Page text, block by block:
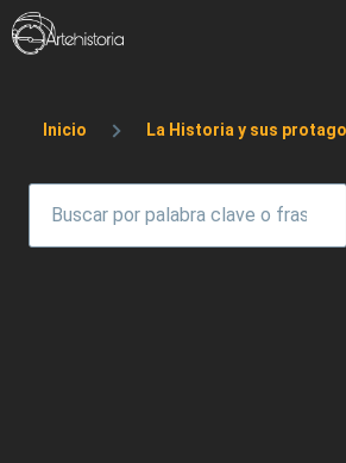
Pasar al contenido principal
Sobrescribir enlaces
Inicio La Historia y sus